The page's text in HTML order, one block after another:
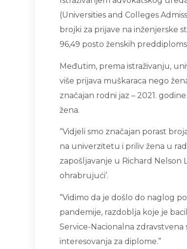
(Universities and Colleges
brojki za prijave na inženjerske
96,49 posto ženskih
Međutim, prema istraživanju,
više prijava muškaraca nego
značajan rodni jaz – 2021.
žena.
“Vidjeli smo značajan porast
na univerzitetu i priliv žena u
zapošljavanje u Richard Nelson
ohrabrujući’.
“Vidimo da je došlo do naglog
pandemije, razdoblja koje je
Service-Nacionalna zdravstvena
interesovanja za diplome.”